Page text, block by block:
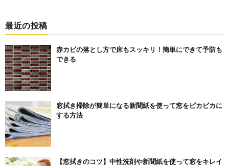
最近の投稿
赤カビの落とし方で床もスッキリ！簡単にできて予防も
できる
窓拭き掃除が簡単になる新聞紙を使って窓をピカピカに
する方法
【窓拭きのコツ】中性洗剤や新聞紙を使って窓をキレイ